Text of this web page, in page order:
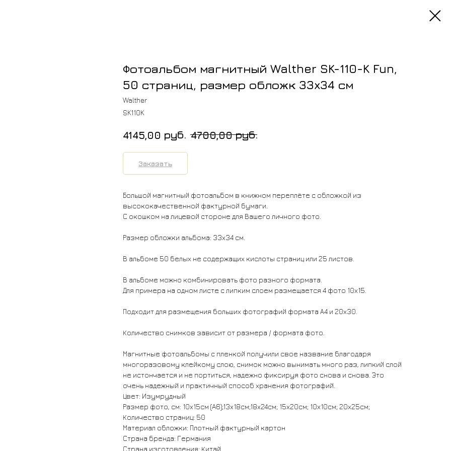
Фотоальбом магнитный Walther SK-110-K Fun,
50 страниц, размер обложк 33x34 см
Walther
SK110K
4145,00 руб. 4700,00 руб.
Заказать
Большой магнитный фотоальбом в книжном переплёте с обложкой из
высококачественной фактурной бумаги.
С окошком на лицевой стороне для Вашего личного фото.
Размер обложки альбома: 33х34 см.
В альбоме 50 белых не содержащих кислоты страниц или 25 листов.
В альбоме можно комбинировать фото разного формата.
Для примера на одном листе с липким слоем размещается 4 фото 10х15.
Подходит для размещения больших фотографий формата А4 и 20х30.
Количество снимков зависит от размера / формата фото.
Магнитные фотоальбомы с пленкой получили свое название благодаря
многоразовому клейкому слою, снимок можно вынимать много раз, липкий слой
не истончается и не портиться, надежно фиксируя фото снова и снова. Это
очень надежный и практичный способ хранения фотографий.
Цвет: Изумрудный
Размер фото, см: 10x15см (A6);13x18см;18x24см; 15х20см; 10х10см; 20х25см;
Количество страниц: 50
Материал обложки: Плотный фактурный картон
Страна бренда: Германия
Страна изготовления: Китай